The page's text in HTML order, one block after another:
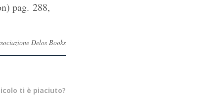
pag. 288,
Delos Books
ti è piaciuto?